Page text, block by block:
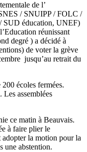
de l’
/ SNUIPP / FOLC /
SUD éducation, UNEF)
réunissant
degré ) a décidé à
de voter la grève
jusqu’au retrait du
écoles fermées.
assemblées
ce matin à Beauvais.
à faire plier le
la motion pour la
une abstention.